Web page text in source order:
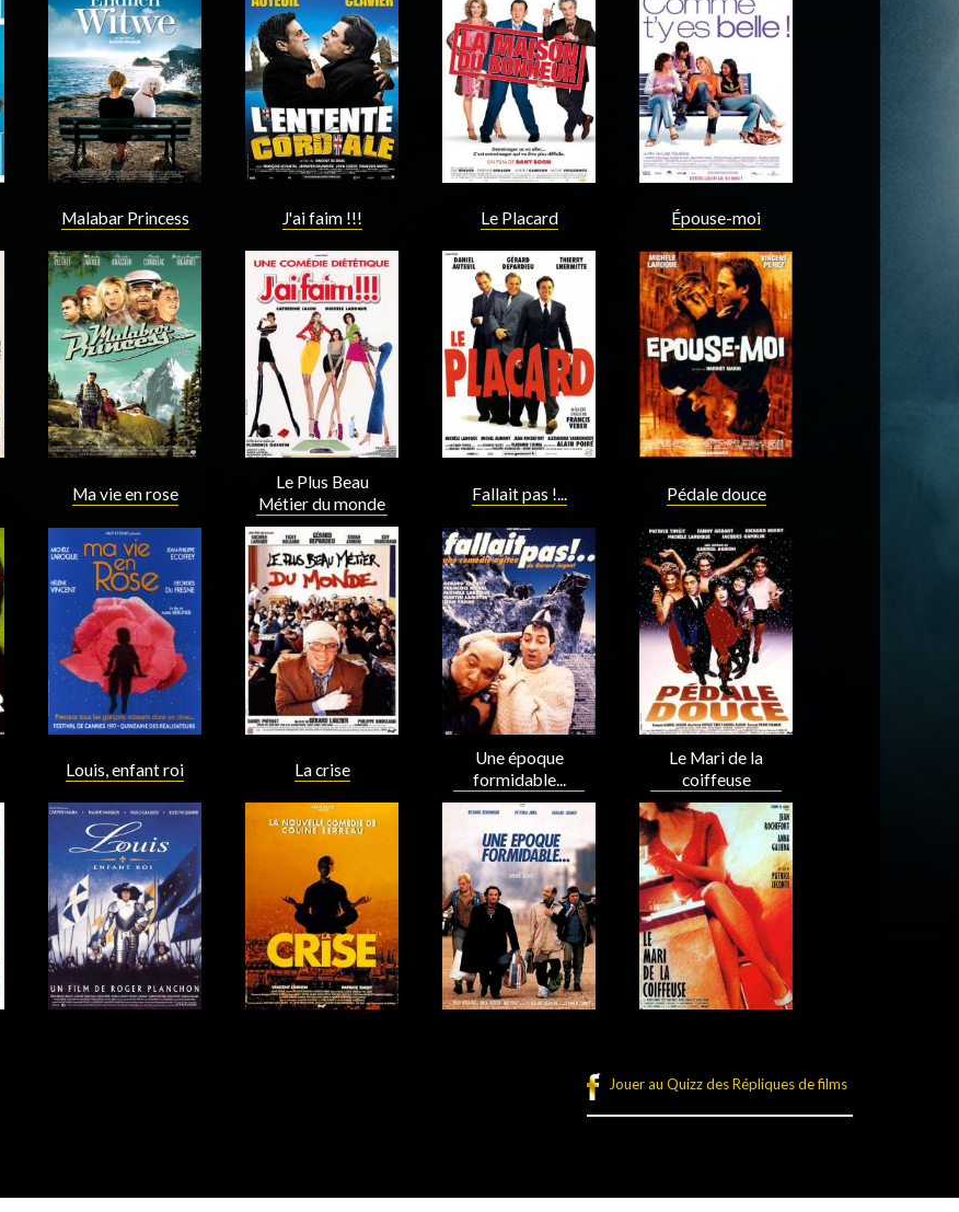
Acteur Acteur Acteur
Acteur Acteur Acteur Acteur
Malabar Princess
Acteur
J'ai faim !!!
Acteur
Le Placard
Acteur
Épouse-moi
Acteur
Ma vie en rose
Acteur
Le Plus Beau
Métier du monde
Acteur
Fallait pas !...
Acteur
Pédale douce
Acteur
Louis, enfant roi
Acteur
La crise
Acteur
Une époque
formidable...
Acteur
Le Mari de la
coiffeuse
Acteur
Jouer au Quizz des Répliques de films